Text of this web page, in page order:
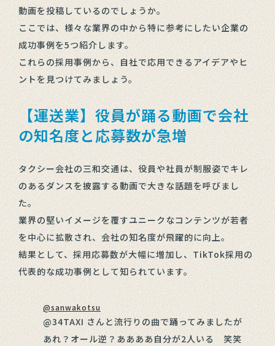
動画を投稿しているのでしょうか。
ここでは、様々な業界の中から特に参考にしたい企業の
成功事例を5つ紹介します。
これらの採用事例から、自社で応用できるアイデアやヒ
ントを見つけてみましょう。
【運送業】役員が踊る動画で会社
の知名度と応募数が急増
タクシー会社の三和交通は、役員や社員が制服姿でキレ
のあるダンスを披露する動画で大きな話題を呼びまし
た。
業界の堅いイメージを覆すユニークなコンテンツが若者
を中心に拡散され、会社の知名度が飛躍的に向上。
結果として、採用応募数が大幅に増加し、TikTok採用の
代表的な成功事例として知られています。
@sanwakotsu
@34TAXI さんと流行りの曲で踊ってみましたが
あれ？オール逆？ああああ自分が2人いる 笑笑